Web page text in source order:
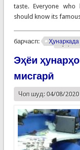
taste. Everyone who
should know its
барчасп: Ҳунаркада
Эҳёи
мисгарӣ
Чоп шуд: 04/08/2020